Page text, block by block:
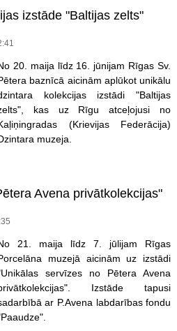
izstāde "Baltijas zelts"
20. maija līdz 16. jūnijam Rīgas Sv.
baznīcā aicinām aplūkot unikālu
kolekcijas izstādi "Baltijas
kas uz Rīgu atceļojusi no
(Krievijas Federācija)
muzeja.
Avena privātkolekcijas"
21. maija līdz 7. jūlijam Rīgas
muzejā aicinām uz izstādi
servīzes no Pētera Avena
Izstāde tapusi
ar P.Avena labdarības fondu